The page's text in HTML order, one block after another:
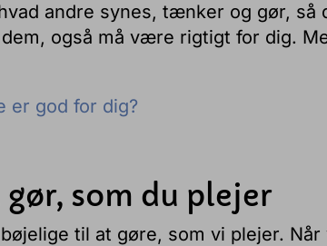
andre synes, tænker og gør, så
også må være rigtigt for dig.
er god for dig?
som du plejer
til at gøre, som vi plejer. Når